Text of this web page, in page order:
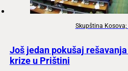
Skupština
Još jedan pokušaj
krize u Prištini